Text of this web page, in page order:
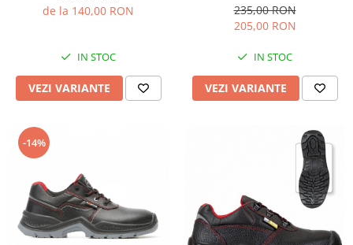
de la 140,00 RON
IN STOC
VEZI VARIANTE
235,00 RON
205,00 RON
IN STOC
VEZI VARIANTE
-14%